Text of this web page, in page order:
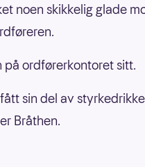
noen skikkelig glade
på ordførerkontoret sitt.
sin del av
Bråthen.